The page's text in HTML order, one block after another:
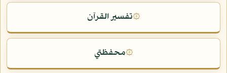
۞تفسير القرآن
۞محفظتي